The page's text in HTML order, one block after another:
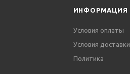
ИНФОРМАЦИЯ
Условия оплаты
Условия доставки
Политика